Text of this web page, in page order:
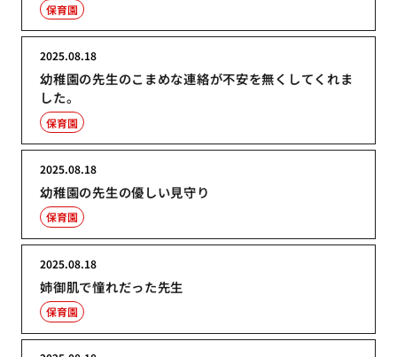
保育園
幼稚園の先生のこまめな連絡が不安を無くしてくれま
した。
2025.08.18
保育園
幼稚園の先生の優しい見守り
2025.08.18
保育園
姉御肌で憧れだった先生
2025.08.18
保育園